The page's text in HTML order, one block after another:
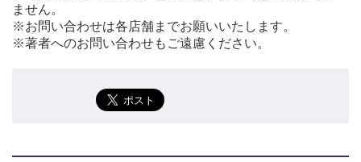
ません。
※お問い合わせは各店舗までお願いいたします。
※著者へのお問い合わせもご遠慮ください。